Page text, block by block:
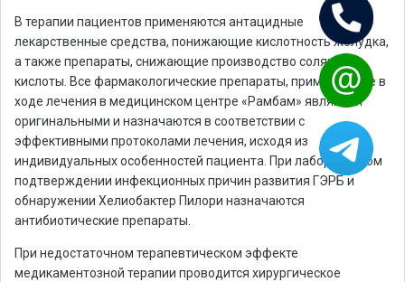
В терапии пациентов применяются антацидные
лекарственные средства, понижающие кислотность желудка,
а также препараты, снижающие производство соляной
кислоты. Все фармакологические препараты, применяемые в
ходе лечения в медицинском центре «Рамбам» являются
оригинальными и назначаются в соответствии с
эффективными протоколами лечения, исходя из
индивидуальных особенностей пациента. При лабораторном
подтверждении инфекционных причин развития ГЭРБ и
обнаружении Хелиобактер Пилори назначаются
антибиотические препараты.
При недостаточном терапевтическом эффекте
медикаментозной терапии проводится хирургическое